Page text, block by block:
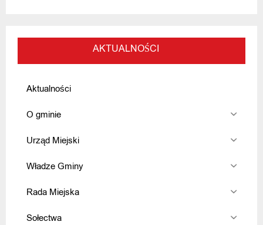
AKTUALNOŚCI
Aktualności
O gminie
Urząd Miejski
Władze Gminy
Rada Miejska
Sołectwa